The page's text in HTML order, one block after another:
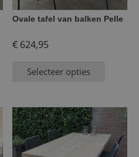
Ovale tafel van balken Pelle
€ 624,95
Selecteer opties